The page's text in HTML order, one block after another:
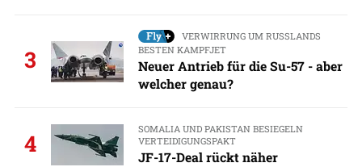
3
VERWIRRUNG UM RUSSLANDS
BESTEN KAMPFJET
Neuer Antrieb für die Su-57 - aber
welcher genau?
4
SOMALIA UND PAKISTAN BESIEGELN
VERTEIDIGUNGSPAKT
JF-17-Deal rückt näher